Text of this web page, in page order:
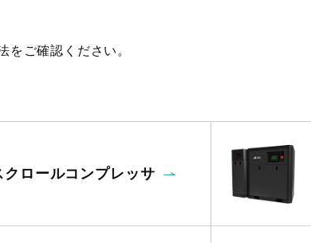
ご確認ください。
クロールコンプレッサ